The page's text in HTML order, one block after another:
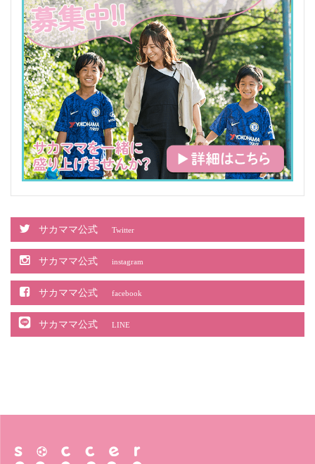
サカママ公式 Twitter
サカママ公式 instagram
サカママ公式 facebook
サカママ公式 LINE